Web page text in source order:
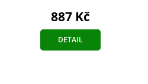
887 Kč
DETAIL